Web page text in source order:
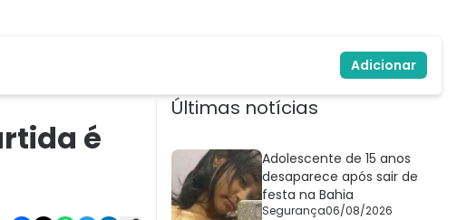
Adicionar
é
Últimas notícias
Adolescente de 15 anos
desaparece após sair de
festa na Bahia
Segurança06/08/2026